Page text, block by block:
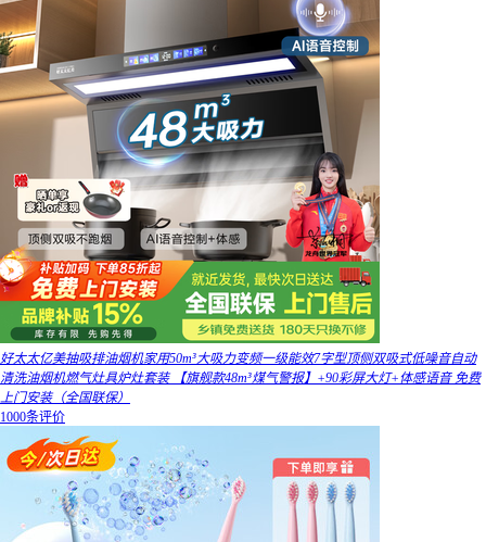
好太太亿美抽吸排油烟机家用50m³大吸力变频一级能效7字型顶侧双吸式低噪音自动
清洗油烟机燃气灶具炉灶套装 【旗舰款48m³煤气警报】+90彩屏大灯+体感语音 免费
上门安装（全国联保）
1000条评价